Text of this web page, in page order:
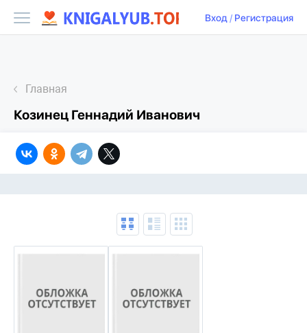
Вход/ Регистрация
Главная
Козинец Геннадий Иванович